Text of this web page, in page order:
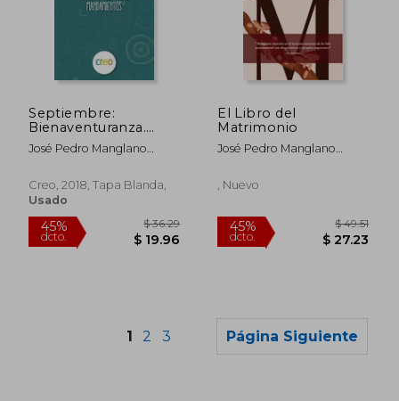
dcto. dcto.
Septiembre:
Bienaventuranza.
Mandamientos
José Pedro Manglano
Creo, 2018, Tapa Blanda,
Usado
El Libro del
Matrimonio
José Pedro Manglano
, Nuevo
1 2 3 Página Siguiente